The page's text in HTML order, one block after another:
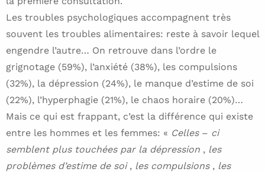
Les troubles psychologiques accompagnent très
souvent les troubles alimentaires: reste à savoir lequel
engendre l’autre… On retrouve dans l’ordre le
grignotage (59%), l’anxiété (38%), les compulsions
(32%), la dépression (24%), le manque d’estime de soi
(22%), l’hyperphagie (21%), le chaos horaire (20%)…
Mais ce qui est frappant, c’est la différence qui existe
entre les hommes et les femmes: « Celles – ci
semblent plus touchées par la dépression , les
problèmes d’estime de soi , les compulsions , les